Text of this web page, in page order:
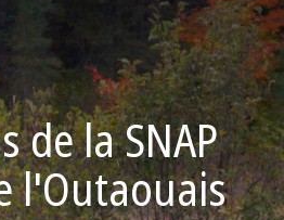
de la SNAP
l'Outaouais